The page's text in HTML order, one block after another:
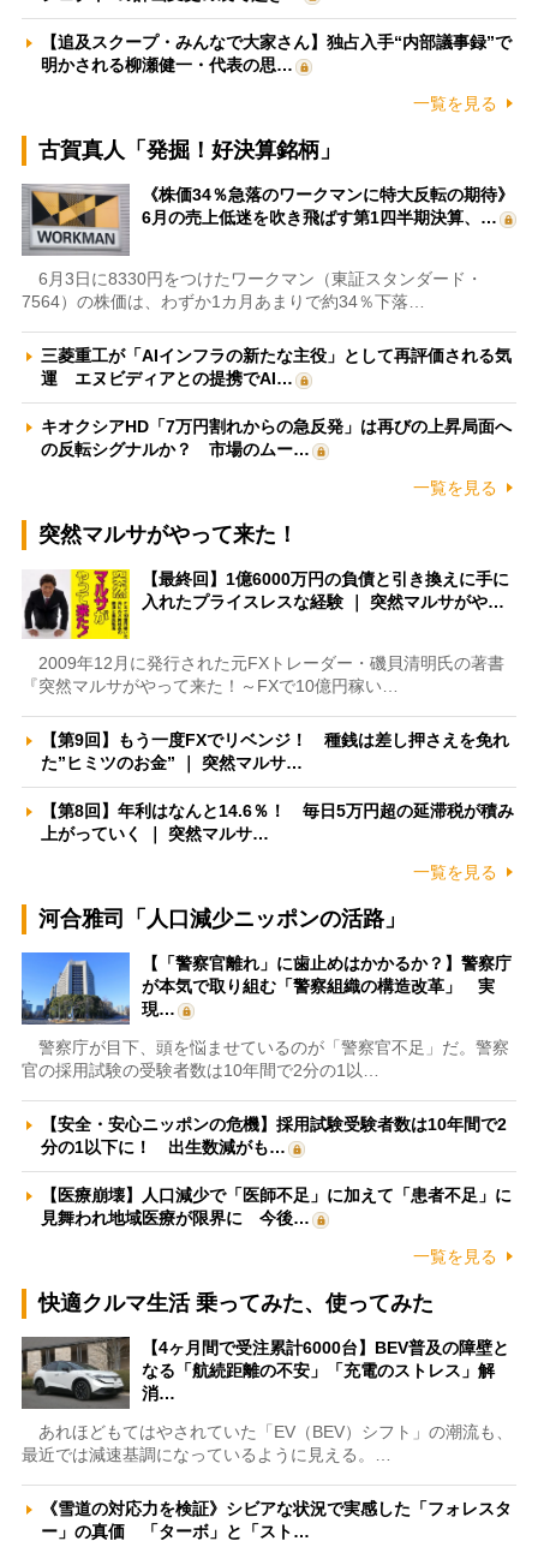
【追及スクープ・みんなで大家さん】独占入手“内部議事録”で
明かされる柳瀬健一・代表の思…
一覧を見る
古賀真人「発掘！好決算銘柄」
《株価34％急落のワークマンに特大反転の期待》
6月の売上低迷を吹き飛ばす第1四半期決算、…
6月3日に8330円をつけたワークマン（東証スタンダード・
7564）の株価は、わずか1カ月あまりで約34％下落…
三菱重工が「AIインフラの新たな主役」として再評価される気
運 エヌビディアとの提携でAI…
キオクシアHD「7万円割れからの急反発」は再びの上昇局面へ
の反転シグナルか？ 市場のムー…
一覧を見る
突然マルサがやって来た！
【最終回】1億6000万円の負債と引き換えに手に
入れたプライスレスな経験 ｜ 突然マルサがや…
2009年12月に発行された元FXトレーダー・磯貝清明氏の著書
『突然マルサがやって来た！～FXで10億円稼い…
【第9回】もう一度FXでリベンジ！ 種銭は差し押さえを免れ
た”ヒミツのお金” ｜ 突然マルサ…
【第8回】年利はなんと14.6％！ 毎日5万円超の延滞税が積み
上がっていく ｜ 突然マルサ…
一覧を見る
河合雅司「人口減少ニッポンの活路」
【「警察官離れ」に歯止めはかかるか？】警察庁
が本気で取り組む「警察組織の構造改革」 実
現…
警察庁が目下、頭を悩ませているのが「警察官不足」だ。警察
官の採用試験の受験者数は10年間で2分の1以…
【安全・安心ニッポンの危機】採用試験受験者数は10年間で2
分の1以下に！ 出生数減がも…
【医療崩壊】人口減少で「医師不足」に加えて「患者不足」に
見舞われ地域医療が限界に 今後…
一覧を見る
快適クルマ生活 乗ってみた、使ってみた
【4ヶ月間で受注累計6000台】BEV普及の障壁と
なる「航続距離の不安」「充電のストレス」解
消…
あれほどもてはやされていた「EV（BEV）シフト」の潮流も、
最近では減速基調になっているように見える。…
《雪道の対応力を検証》シビアな状況で実感した「フォレスタ
ー」の真価 「ターボ」と「スト…